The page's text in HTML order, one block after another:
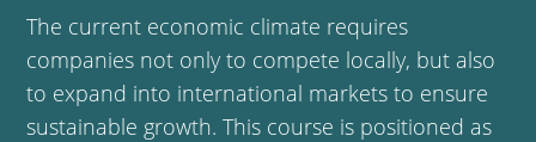
The current economic climate requires
companies not only to compete locally, but also
to expand into international markets to ensure
sustainable growth. This course is positioned as